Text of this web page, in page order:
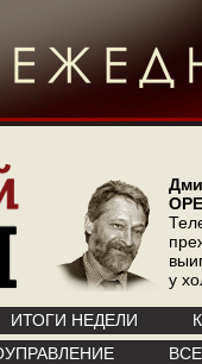
у
ИТОГИ НЕДЕЛИ